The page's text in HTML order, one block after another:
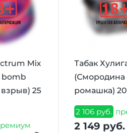
Mix
bomb
25
Табак
(Смородина
ромашка)
2 106 руб.
2 149 руб.